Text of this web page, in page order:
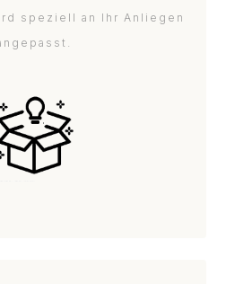
speziell an Ihr Anliegen